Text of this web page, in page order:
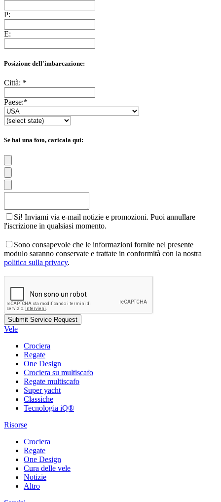
P:
E:
Posizione dell'imbarcazione:
Città: *
Paese:*
Se hai una foto, caricala qui:
Sì! Inviami via e-mail notizie e promozioni. Puoi annullare
l'iscrizione in qualsiasi momento.
Sono consapevole che le informazioni fornite nel presente
modulo saranno conservate e trattate in conformità con la nostra
politica sulla privacy.
Vele
Crociera
Regate
One Design
Crociera su multiscafo
Regate multiscafo
Super yacht
Classiche
Tecnologia iQ®
Risorse
Crociera
Regate
One Design
Cura delle vele
Notizie
Altro